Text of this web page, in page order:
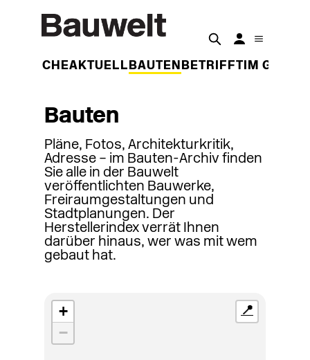
WOCHEAKTUELL BAUTEN BETRIFFT IM
Bauten
Pläne, Fotos, Architekturkritik,
Adresse – im Bauten-Archiv finden
Sie alle in der Bauwelt
veröffentlichten Bauwerke,
Freiraumgestaltungen und
Stadtplanungen. Der
Herstellerindex verrät Ihnen
darüber hinaus, wer was mit wem
gebaut hat.
+
−
📍